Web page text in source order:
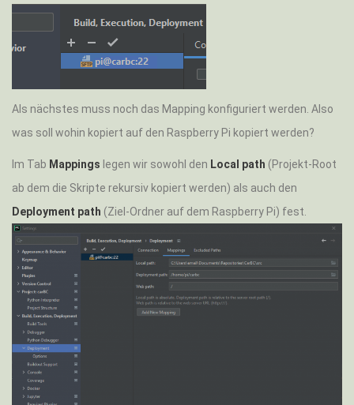
Als nächstes muss noch das Mapping konfiguriert werden. Also
was soll wohin kopiert auf den Raspberry Pi kopiert werden?
Im Tab Mappings legen wir sowohl den Local path (Projekt-Root
ab dem die Skripte rekursiv kopiert werden) als auch den
Deployment path (Ziel-Ordner auf dem Raspberry Pi) fest.